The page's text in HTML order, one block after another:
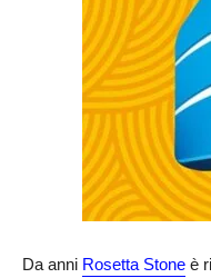
Da anni Rosetta Stone è